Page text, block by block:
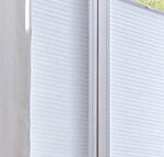
EK-megfelelőségi
EG-
Motor Datenblätter
Somfy T&L WT 24V
Ezek a LEHA előnyei